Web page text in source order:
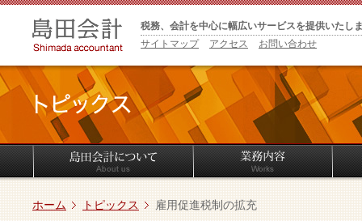
税務、会計を中心に幅広いサービスを提供いたし
サイトマップ
アクセス お問い合わせ
ホーム トピックス 雇用促進税制の拡充